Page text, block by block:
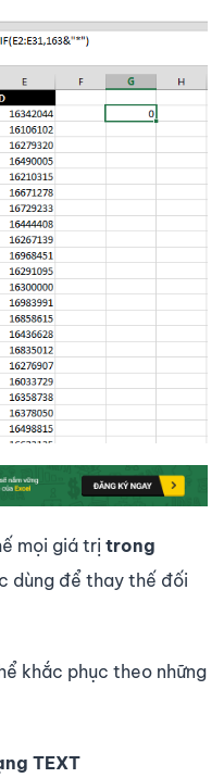
mọi giá trị trong
dùng để thay thế đối
khắc phục theo những
TEXT